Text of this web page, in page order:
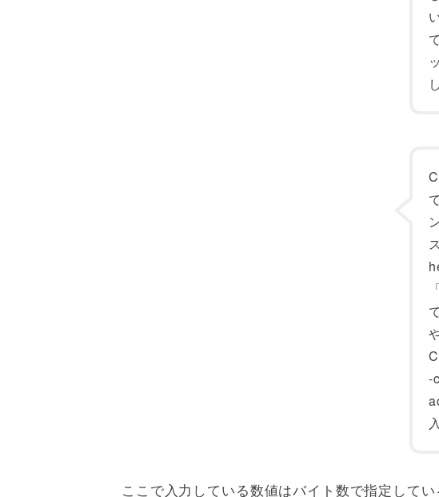
-
ここで入力している数値はバイト数で指定してい